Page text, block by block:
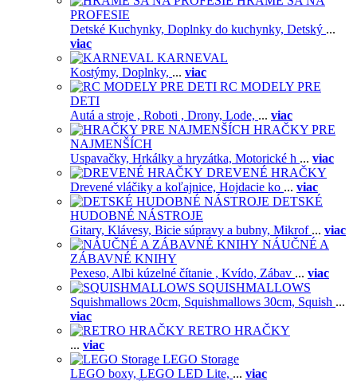
PROFESIE
Detské Kuchynky, Doplnky do kuchynky, Detský ...
viac
KARNEVAL
Kostýmy, Doplnky, ... viac
RC MODELY PRE
DETI
Autá a stroje , Roboti , Drony, Lode, ... viac
HRAČKY PRE
NAJMENŠÍCH
Uspavačky, Hrkálky a hryzátka, Motorické h ... viac
DREVENÉ HRAČKY
Drevené vláčiky a koľajnice, Hojdacie ko ... viac
DETSKÉ
HUDOBNÉ NÁSTROJE
Gitary, Klávesy, Bicie súpravy a bubny, Mikrof ... viac
NÁUČNÉ A
ZÁBAVNÉ KNIHY
Pexeso, Albi kúzelné čítanie , Kvído, Zábav ... viac
SQUISHMALLOWS
Squishmallows 20cm, Squishmallows 30cm, Squish ...
viac
RETRO HRAČKY
... viac
LEGO Storage
LEGO boxy, LEGO LED Lite, ... viac